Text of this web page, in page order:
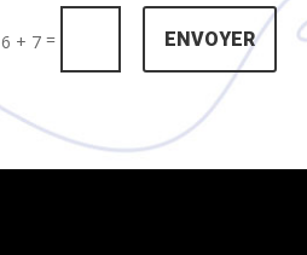
6 + 7 = ENVOYER